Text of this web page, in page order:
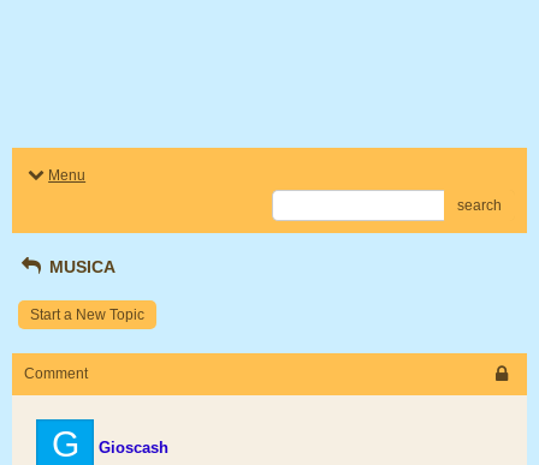
Menu
search
MUSICA
Start a New Topic
Comment
G Gioscash